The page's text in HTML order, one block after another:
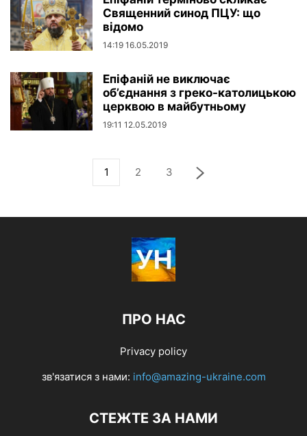
Священний синод ПЦУ: що
відомо
14:19 16.05.2019
Епіфаній не виключає
об’єднання з греко-католицькою
церквою в майбутньому
19:11 12.05.2019
1 2 3
ПРО НАС
Privacy policy
зв'язатися з нами: info@amazing-ukraine.com
СТЕЖТЕ ЗА НАМИ